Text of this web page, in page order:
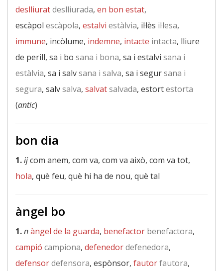
deslliuratdeslliurada, en bon estat,
escàpol escàpola, estalvi estàlvia, il·lès il·lesa,
immune, incòlume, indemne, intacte intacta, lliure
de perill, sa i bo sana i bona, sa i estalvi sana i
estàlvia, sa i salvsana i salva, sa i segursana i
segura, salvsalva, salvatsalvada, estortestorta
(antic)
bon dia
1.ijcom anem, com va, com va això, com va tot,
hola, què feu, què hi ha de nou, què tal
àngel bo
1.nàngel de la guarda, benefactor benefactora,
campió campiona, defenedordefenedora,
defensordefensora, espònsor, fautorfautora,